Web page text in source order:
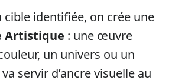
cible identifiée, on crée une
Artistique : une œuvre
un univers ou un
servir d’ancre visuelle au